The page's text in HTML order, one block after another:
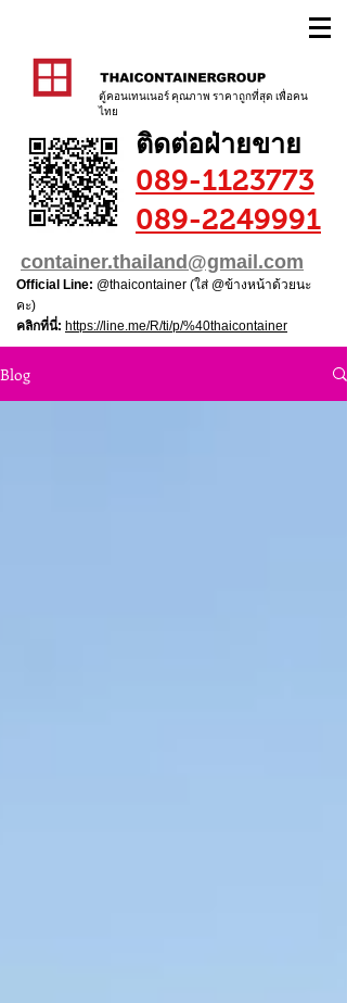
ตู้คอนเทนเนอร์ คุณภาพ ราคาถูกที่สุด เพื่อคน
ไทย
ติดต่อฝ่ายขาย
089-1123773
089-2249991
container.thailand@gmail.com
Official Line: @thaicontainer (ใส่ @ข้างหน้าด้วยนะ
คะ)
คลิกที่นี่: https://line.me/R/ti/p/%40thaicontainer
Blog